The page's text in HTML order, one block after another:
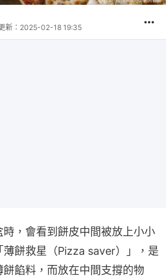
新： 2025-02-18 19:35
，會看到餅皮中間被放上小小
薄餅救星（Pizza saver）」，是
餡料，而放在中間支撐的物